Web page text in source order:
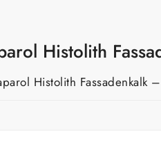
Histolith
Histolith Fassadenkalk